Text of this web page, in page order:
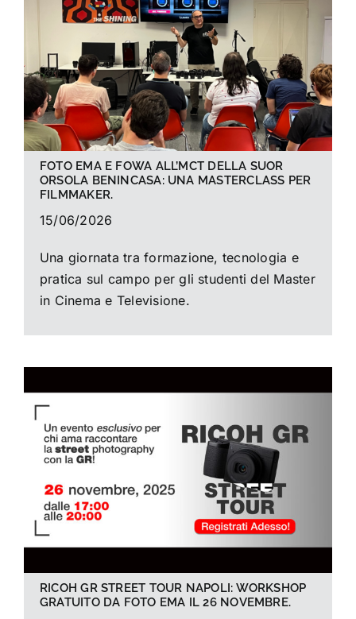
La foto del mese
Guide
Cerca
per:
FOTO EMA E FOWA ALL’MCT DELLA SUOR
ORSOLA BENINCASA: UNA MASTERCLASS PER
FILMMAKER.
15/06/2026
Una giornata tra formazione, tecnologia e
pratica sul campo per gli studenti del Master
in Cinema e Televisione.
RICOH GR STREET TOUR NAPOLI: WORKSHOP
GRATUITO DA FOTO EMA IL 26 NOVEMBRE.